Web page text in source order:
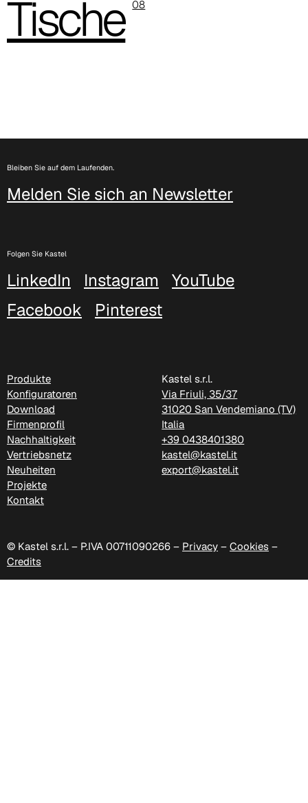
Tische 08
Bleiben Sie auf dem Laufenden.
Melden Sie sich an Newsletter
Folgen Sie Kastel
LinkedIn Instagram
YouTube
Facebook
Pinterest
Produkte
Konfiguratoren
Download
Firmenprofil
Nachhaltigkeit
Vertriebsnetz
Neuheiten
Projekte
Kontakt
Kastel s.r.l.
Via Friuli, 35/37
31020 San Vendemiano (TV)
Italia
+39 0438401380
kastel@kastel.it
export@kastel.it
© Kastel s.r.l. – P.IVA 00711090266 – Privacy – Cookies –
Credits